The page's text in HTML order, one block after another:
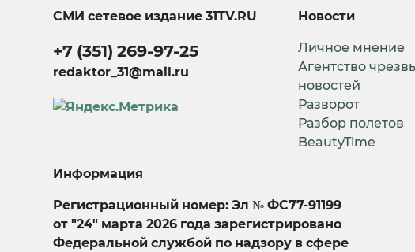
СМИ сетевое издание31TV.RU
+7 (351) 269-97-25
redaktor_31@mail.ru
Новости
Личное мнение
Агентство
новостей
Разворот
Разбор полетов
BeautyTime
Информация
Регистрационный номер: Эл № ФС77-91199
от "24" марта 2026 года зарегистрировано
Федеральной службой по надзору в сфере